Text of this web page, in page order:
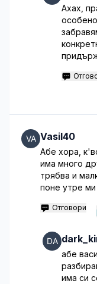
Ахах,
Vasil40
Абе хора,
има много
трябва и
поне утре
Отговори
абе
има си